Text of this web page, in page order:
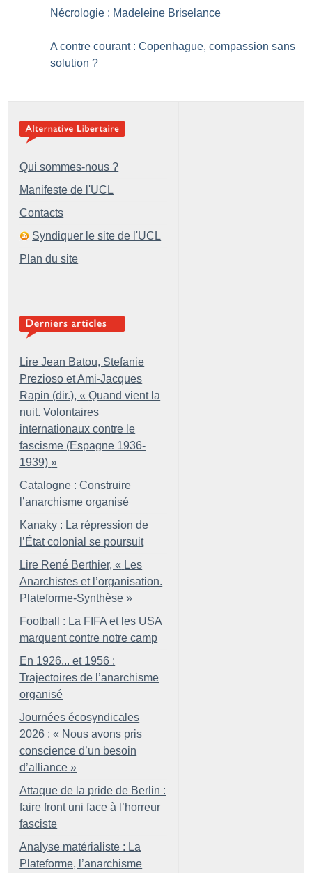
Nécrologie : Madeleine Briselance
A contre courant : Copenhague, compassion sans
solution ?
Qui sommes-nous ?
Manifeste de l'UCL
Contacts
Syndiquer le site de l'UCL
Plan du site
Lire Jean Batou, Stefanie
Prezioso et Ami-Jacques
Rapin (dir.), « Quand vient la
nuit. Volontaires
internationaux contre le
fascisme (Espagne 1936-
1939) »
Catalogne : Construire
l’anarchisme organisé
Kanaky : La répression de
l’État colonial se poursuit
Lire René Berthier, « Les
Anarchistes et l’organisation.
Plateforme-Synthèse »
Football : La FIFA et les USA
marquent contre notre camp
En 1926... et 1956 :
Trajectoires de l’anarchisme
organisé
Journées écosyndicales
2026 : « Nous avons pris
conscience d’un besoin
d’alliance »
Attaque de la pride de Berlin :
faire front uni face à l’horreur
fasciste
Analyse matérialiste : La
Plateforme, l’anarchisme